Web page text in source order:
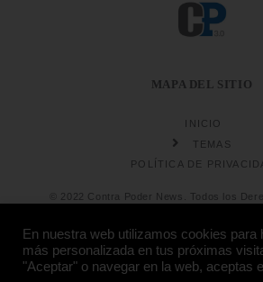
MAPA DEL SITIO
INICIO
TEMAS
POLÍTICA DE
© 2022 Contra Poder News. Todos los
En nuestra web utilizamos cookies para
más personalizada en tus próximas
"Aceptar" o navegar en la web, aceptas